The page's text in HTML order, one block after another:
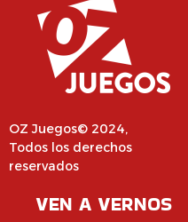
OZ Juegos© 2024,
Todos los derechos
reservados
VEN A VERNOS